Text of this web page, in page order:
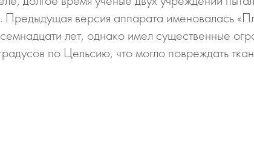
версия аппарата именовалась
лет, однако имел существенные
по Цельсию, что могло повреждать